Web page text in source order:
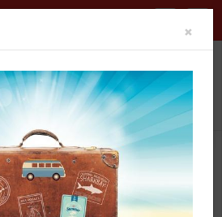
- orthopädische Wassergymnastik
×